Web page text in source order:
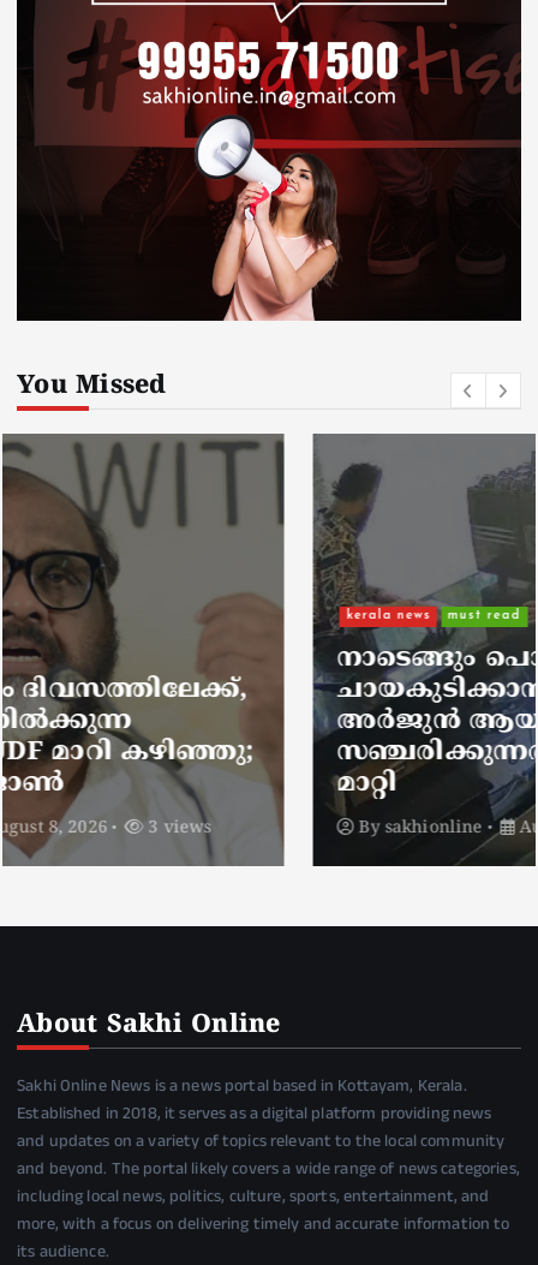
You Missed
kerala news
നാടെങ്ങും പൊലീസ് തിരയുന്നു,
ചായകുടിക്കാൻ എടപ്പാളിലെത്തി
അർജുൻ ആയങ്കി;
സഞ്ചരിക്കുന്നത് വാഹനങ്ങൾ
മാറ്റി
Bysakhionline August 8, 2026 5 views
About Sakhi Online
Sakhi Online News is a news portal based in Kottayam, Kerala.
Established in 2018, it serves as a digital platform providing news
and updates on a variety of topics relevant to the local community
and beyond. The portal likely covers a wide range of news categories,
including local news, politics, culture, sports, entertainment, and
more, with a focus on delivering timely and accurate information to
its audience.